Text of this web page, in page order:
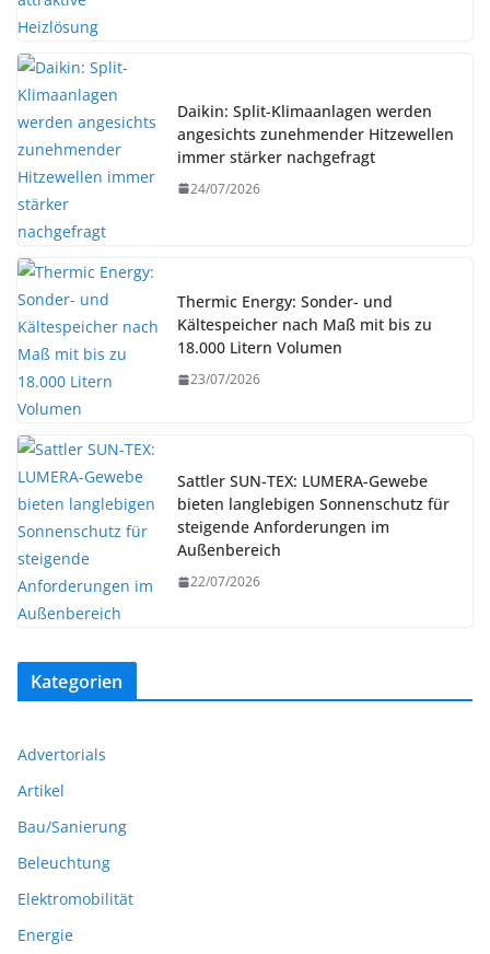
Daikin: Split-Klimaanlagen werden
angesichts zunehmender Hitzewellen
immer stärker nachgefragt
24/07/2026
Thermic Energy: Sonder- und
Kältespeicher nach Maß mit bis zu
18.000 Litern Volumen
23/07/2026
Sattler SUN-TEX: LUMERA-Gewebe
bieten langlebigen Sonnenschutz für
steigende Anforderungen im
Außenbereich
22/07/2026
Kategorien
Advertorials
Artikel
Bau/Sanierung
Beleuchtung
Elektromobilität
Energie